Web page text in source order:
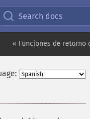
Search docs
« Funciones de retorno